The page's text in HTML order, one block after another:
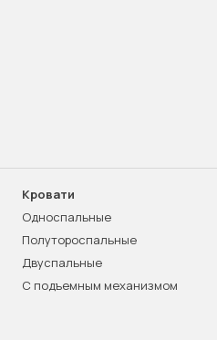
Кровати
Односпальные
Полутороспальные
Двуспальные
С подъемным механизмом